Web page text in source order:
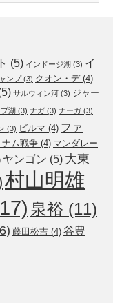
(5) インドージ湖 (3) イ
ンプ(3) クオン・デ(4)
サルウィン河 (3) ジャー
プ湖 (3) ナガ (3) ナーガ (3)
(3) ビルマ (4) ファ
ナム戦争 (4) マンダレー
ヤンゴン (5) 大東
村山明雄
泉裕 (11)
藤田松吉 (4) 谷豊